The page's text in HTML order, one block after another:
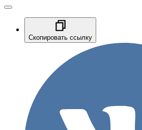
Скопировать ссылку